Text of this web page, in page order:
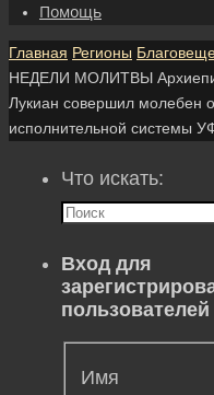
Помощь
Главная Регионы
НЕДЕЛИ МОЛИТВЫ
Лукиан совершил молебен
исполнительной системы
Что искать:
Вход для
пользователей
Имя